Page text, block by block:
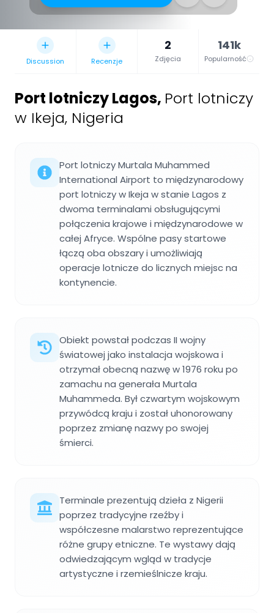
Discussion Recenzje
2
Zdjęcia
141k
Popularność
Port lotniczy Lagos, Port lotniczy
w Ikeja, Nigeria
Port lotniczy Murtala Muhammed
International Airport to międzynarodowy
port lotniczy w Ikeja w stanie Lagos z
dwoma terminalami obsługującymi
połączenia krajowe i międzynarodowe w
całej Afryce. Wspólne pasy startowe
łączą oba obszary i umożliwiają
operacje lotnicze do licznych miejsc na
kontynencie.
Obiekt powstał podczas II wojny
światowej jako instalacja wojskowa i
otrzymał obecną nazwę w 1976 roku po
zamachu na generała Murtala
Muhammeda. Był czwartym wojskowym
przywódcą kraju i został uhonorowany
poprzez zmianę nazwy po swojej
śmierci.
Terminale prezentują dzieła z Nigerii
poprzez tradycyjne rzeźby i
współczesne malarstwo reprezentujące
różne grupy etniczne. Te wystawy dają
odwiedzającym wgląd w tradycje
artystyczne i rzemieślnicze kraju.